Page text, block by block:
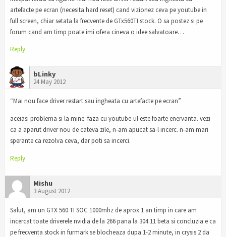
artefacte pe ecran (necesita hard reset) cand vizionez ceva pe youtube in
full screen, chiar setata la frecvente de GTx560TI stock. O sa postez si pe
forum cand am timp poate imi ofera cineva o idee salvatoare…
Reply
bLinky
24 May 2012
“Mai nou face driver restart sau ingheata cu artefacte pe ecran”
aceiasi problema si la mine. faza cu youtube-ul este foarte enervanta. vezi
ca a aparut driver nou de cateva zile, n-am apucat sa-l incerc. n-am mari
sperante ca rezolva ceva, dar poti sa incerci.
Reply
Mishu
3 August 2012
Salut, am un GTX 560 TI SOC 1000mhz de aprox 1 an timp in care am
incercat toate driverele nvidia de la 266 pana la 304.11 beta si concluzia e ca
pe frecventa stock in furmark se blocheaza dupa 1-2 minute, in crysis 2 da